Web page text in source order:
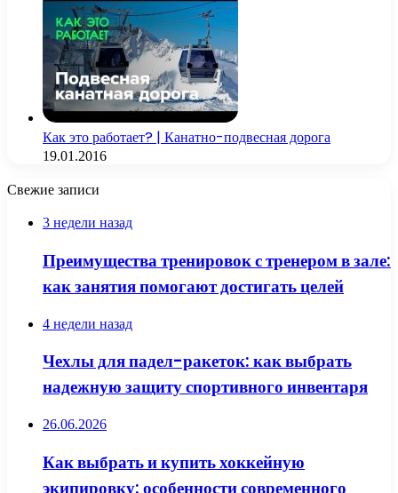
Как это работает? | Канатно-подвесная дорога
19.01.2016
Свежие записи
3 недели назад
Преимущества тренировок с тренером в зале:
как занятия помогают достигать целей
4 недели назад
Чехлы для падел-ракеток: как выбрать
надежную защиту спортивного инвентаря
26.06.2026
Как выбрать и купить хоккейную
экипировку: особенности современного